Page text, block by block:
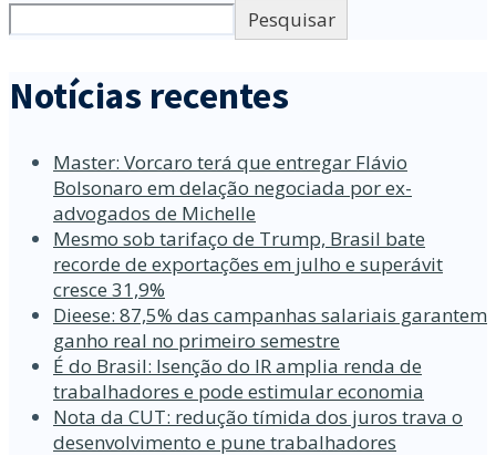
Pesquisar
Notícias recentes
Master: Vorcaro terá que entregar Flávio
Bolsonaro em delação negociada por ex-
advogados de Michelle
Mesmo sob tarifaço de Trump, Brasil bate
recorde de exportações em julho e superávit
cresce 31,9%
Dieese: 87,5% das campanhas salariais garantem
ganho real no primeiro semestre
É do Brasil: Isenção do IR amplia renda de
trabalhadores e pode estimular economia
Nota da CUT: redução tímida dos juros trava o
desenvolvimento e pune trabalhadores